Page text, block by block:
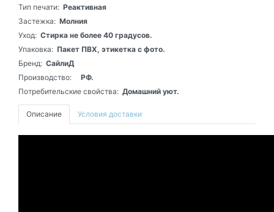
Тип печати: Реактивная
Застежка: Молния
Уход: Стирка не более 40 градусов.
Упаковка: Пакет ПВХ, этикетка с фото.
Бренд: СайлиД
Производство:
РФ.
Потребительские свойства: Домашний уют.
Описание Условия доставки